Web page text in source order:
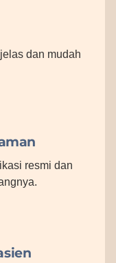
dan mudah
resmi dan